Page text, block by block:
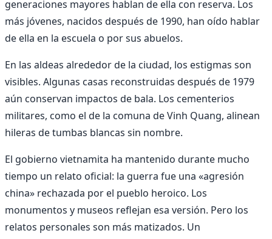
generaciones mayores hablan de ella con reserva. Los
más jóvenes, nacidos después de 1990, han oído hablar
de ella en la escuela o por sus abuelos.
En las aldeas alrededor de la ciudad, los estigmas son
visibles. Algunas casas reconstruidas después de 1979
aún conservan impactos de bala. Los cementerios
militares, como el de la comuna de Vinh Quang, alinean
hileras de tumbas blancas sin nombre.
El gobierno vietnamita ha mantenido durante mucho
tiempo un relato oficial: la guerra fue una «agresión
china» rechazada por el pueblo heroico. Los
monumentos y museos reflejan esa versión. Pero los
relatos personales son más matizados. Un